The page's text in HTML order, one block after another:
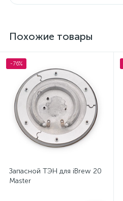
Похожие товары
-76%
Запасной ТЭН для iBrew 20
Master